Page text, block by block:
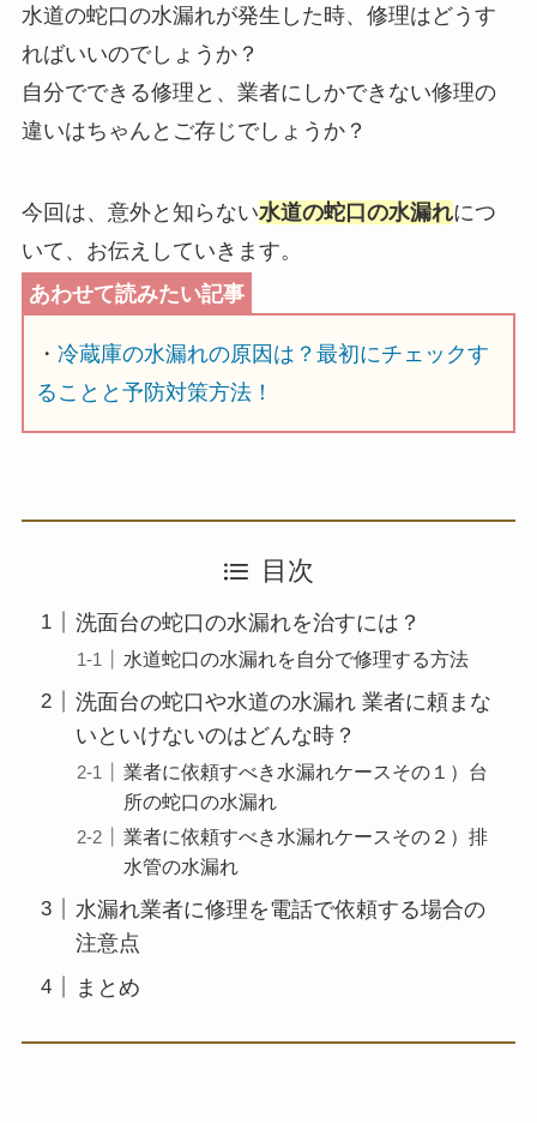
水道の蛇口の水漏れが発生した時、修理はどうす
ればいいのでしょうか？
自分でできる修理と、業者にしかできない修理の
違いはちゃんとご存じでしょうか？
今回は、意外と知らない水道の蛇口の水漏れにつ
いて、お伝えしていきます。
・ 冷蔵庫の水漏れの原因は？最初にチェックす
ることと予防対策方法！
目次
洗面台の蛇口の水漏れを治すには？
水道蛇口の水漏れを自分で修理する方法
洗面台の蛇口や水道の水漏れ 業者に頼まな
いといけないのはどんな時？
業者に依頼すべき水漏れケースその１）台
所の蛇口の水漏れ
業者に依頼すべき水漏れケースその２）排
水管の水漏れ
水漏れ業者に修理を電話で依頼する場合の
注意点
まとめ